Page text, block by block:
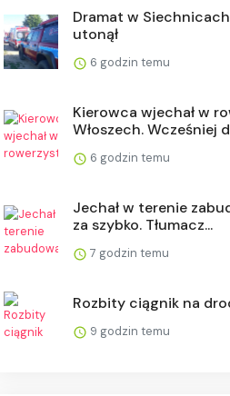
Dramat w
utonął
6 godzin temu
Kierowca wjechał w
Włoszech. Wcześniej
6 godzin temu
Jechał w terenie
za szybko. Tłumacz...
7 godzin temu
Rozbity ciągnik na
9 godzin temu